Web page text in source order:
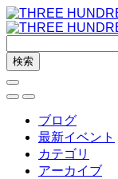
ブログ
最新イベント
カテゴリ
アーカイブ